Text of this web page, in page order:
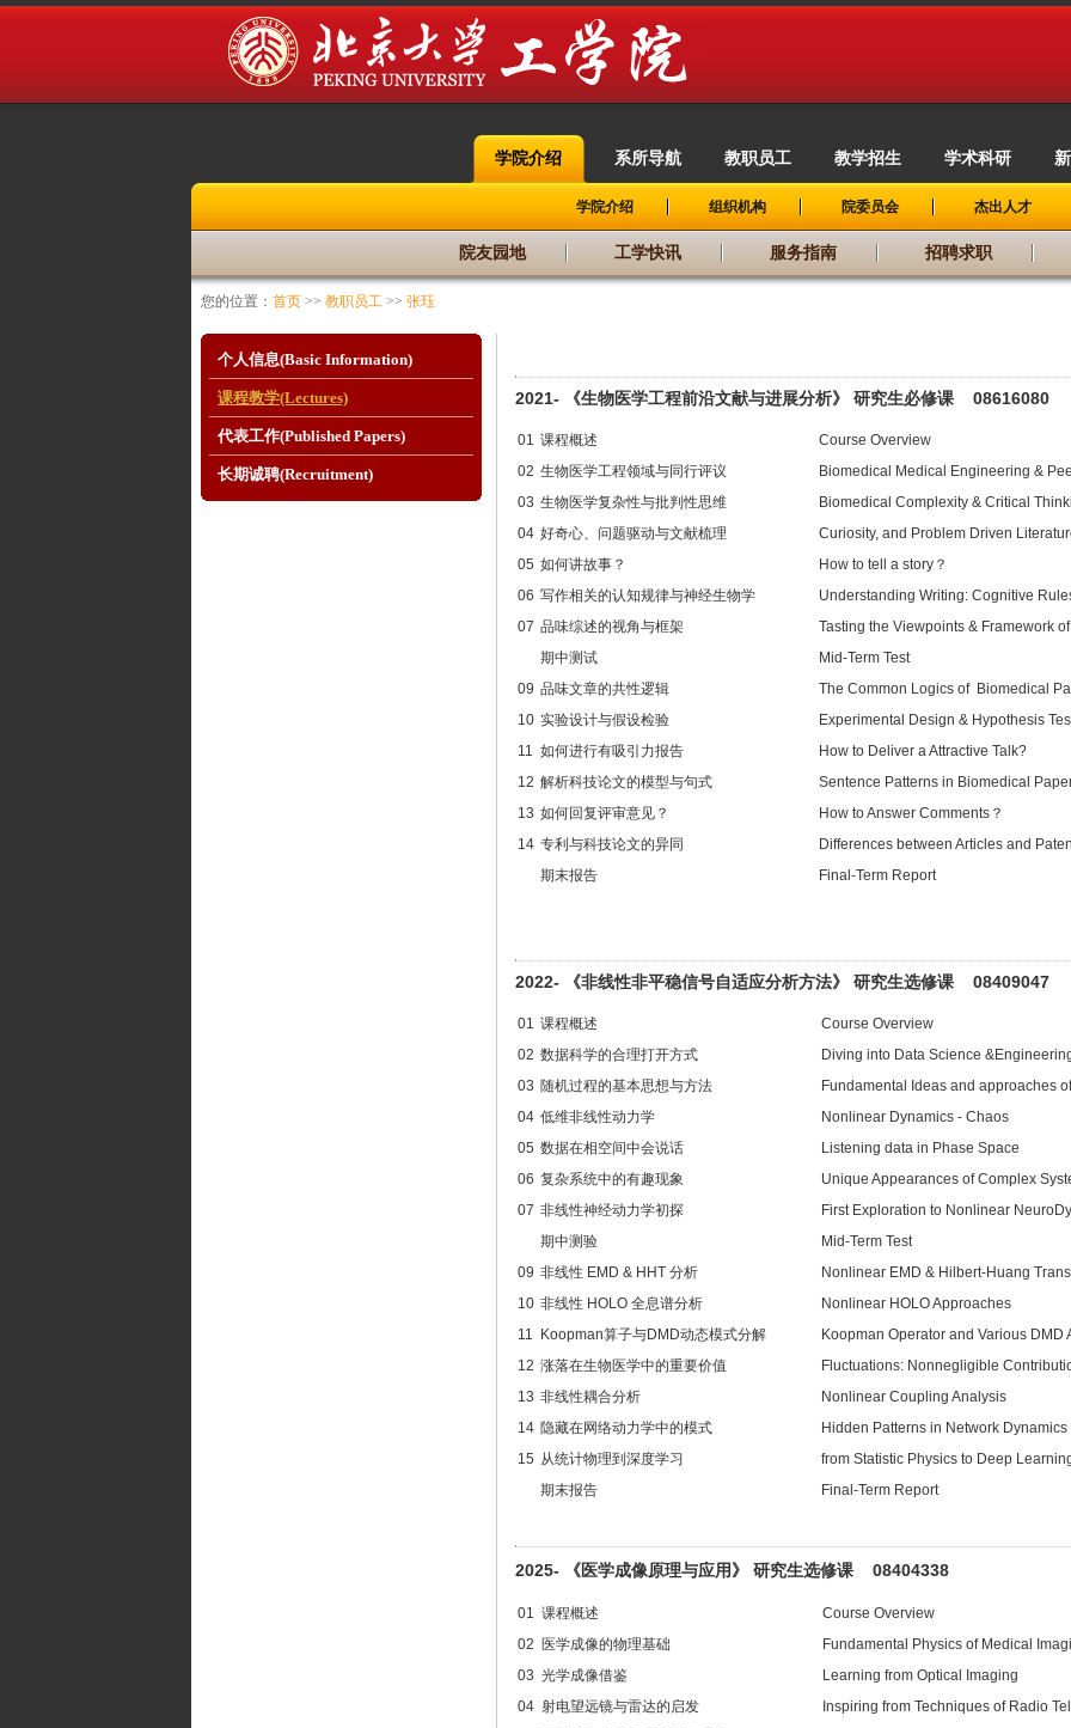
学院介绍 系所导航 教职员工 教学招生 学术科研
学院介绍 组织机构 院委员会 杰出人才
院友园地 工学快讯 服务指南 招聘求职
您的位置： 首页 >> 教职员工 >> 张珏
个人信息(Basic Information)
课程教学(Lectures)
代表工作(Published Papers)
长期诚聘(Recruitment)
2021- 《生物医学工程前沿文献与进展分析》 研究生必修课 08616080
01 课程概述
Course Overview
02 生物医学工程领域与同行评议
Biomedical Medical Engineering &
03 生物医学复杂性与批判性思维
Biomedical Complexity & Critical
04 好奇心、问题驱动与文献梳理
Curiosity, and Problem Driven
05 如何讲故事？
How to tell a story？
06 写作相关的认知规律与神经生物学
Understanding Writing: Cognitive
07 品味综述的视角与框架
Tasting the Viewpoints & Framework
期中测试
Mid-Term Test
09 品味文章的共性逻辑
The Common Logics of Biomedical
10 实验设计与假设检验
Experimental Design & Hypothesis
11 如何进行有吸引力报告
How to Deliver a Attractive Talk?
12 解析科技论文的模型与句式 Sentence Patterns in Biomedical
13 如何回复评审意见？
How to Answer Comments？
14 专利与科技论文的异同
Differences between Articles and
期末报告
Final-Term Report
2022- 《非线性非平稳信号自适应分析方法》 研究生选修课 08409047
01 课程概述
Course Overview
02 数据科学的合理打开方式
Diving into Data Science
03 随机过程的基本思想与方法
Fundamental Ideas and approaches
04 低维非线性动力学
Nonlinear Dynamics - Chaos
05 数据在相空间中会说话
Listening data in Phase Space
06 复杂系统中的有趣现象
Unique Appearances of Complex
07 非线性神经动力学初探
First Exploration to Nonlinear
期中测验
Mid-Term Test
09 非线性 EMD & HHT 分析
Nonlinear EMD & Hilbert-Huang
10 非线性 HOLO 全息谱分析
Nonlinear HOLO Approaches
11
Koopman算子与DMD动态模式分解
Koopman Operator and Various DMD
12 涨落在生物医学中的重要价值
Fluctuations: Nonnegligible
13 非线性耦合分析
Nonlinear Coupling Analysis
14 隐藏在网络动力学中的模式
Hidden Patterns in Network Dynamics
15 从统计物理到深度学习
from Statistic Physics to Deep
期末报告
Final-Term Report
2025- 《医学成像原理与应用》 研究生选修课 08404338
01 课程概述
Course Overview
02
医学成像的物理基础
Fundamental Physics of Medical
03 光学成像借鉴
Learning from Optical Imaging
04 射电望远镜与雷达的启发
Inspiring from Techniques of Radio